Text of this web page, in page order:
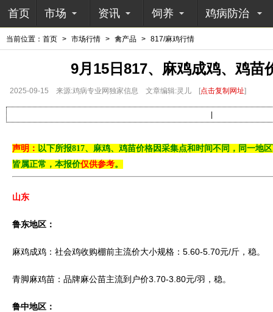
首页 市场 资讯 饲养 鸡病防治
当前位置： 首页 > 市场行情 > 禽产品 > 817/麻鸡行情
9月15日817、麻鸡成鸡、鸡苗
2025-09-15 来源:鸡病专业网独家信息 文章编辑:灵儿 [点击复制网址]
声明： 以下所报817、麻鸡、鸡苗价格因采集点和时间不同，同一地
皆属正常，本报价仅供参考。
山东
鲁东地区：
麻鸡成鸡：社会鸡收购棚前主流价大小规格：5.60-5.70元/斤，稳。
青脚麻鸡苗：品牌麻公苗主流到户价3.70-3.80元/羽，稳。
鲁中地区：